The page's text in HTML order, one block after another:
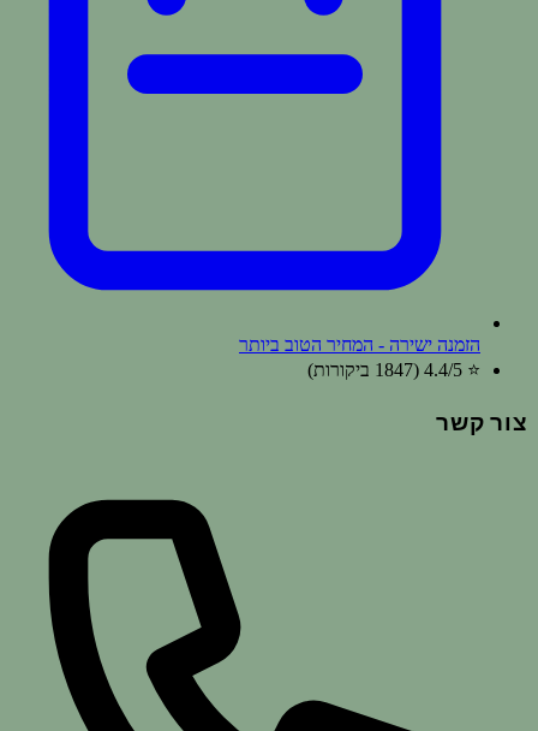
הזמנה ישירה - המחיר הטוב ביותר
⭐ 4.4/5 (1847
ביקורות)
צור קשר